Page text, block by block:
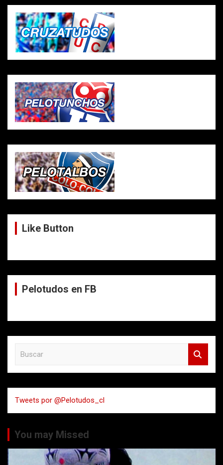
Like Button
Pelotudos en FB
a
r
Tweets por @Pelotudos_cl
You may Missed